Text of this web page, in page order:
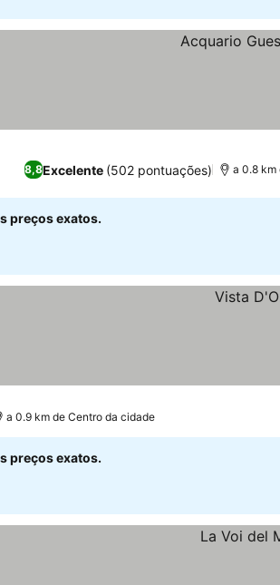
8,8Excelente (502 pontuações) a 0.8 km
preços exatos.
a 0.9 km de Centro da cidade
preços exatos.